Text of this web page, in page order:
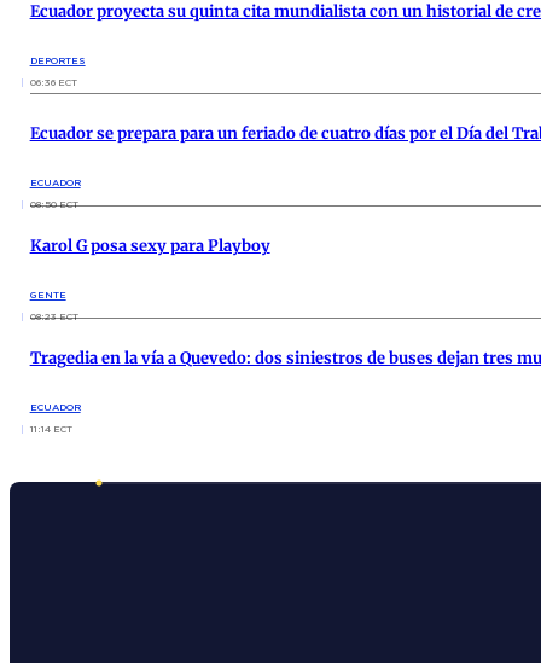
Ecuador proyecta su quinta cita mundialista con un historial de
DEPORTES
06:36 ECT
Ecuador se prepara para un feriado de cuatro días por el Día del
ECUADOR
08:50 ECT
Karol G posa sexy para Playboy
GENTE
08:23 ECT
Tragedia en la vía a Quevedo: dos siniestros de buses dejan tres
ECUADOR
11:14 ECT